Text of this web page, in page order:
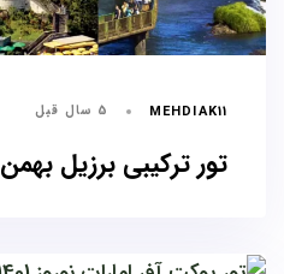
MEHDIAK11 5 سال قبل
تور ترکیبی برزیل بهمن 1400